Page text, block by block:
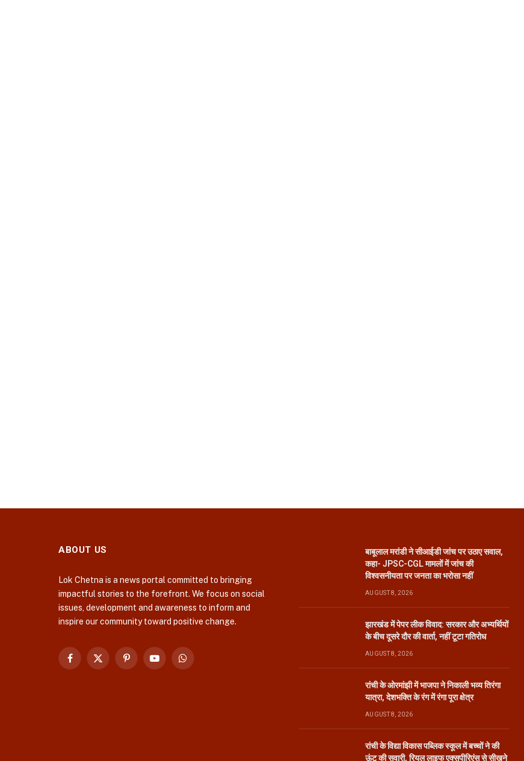
ABOUT US
Lok Chetna is a news portal committed to bringing
impactful stories to the forefront. We focus on social
issues, development and awareness to inform and
inspire our community toward positive change.
Facebook
X
PinterestYouTubeWhatsApp
बाबूलाल मरांडी ने सीआईडी जांच पर उठाए सवाल,
कहा- JPSC-CGL मामलों में जांच की
विश्वसनीयता पर जनता का भरोसा नहीं
AUGUST 8, 2026
झारखंड में पेपर लीक विवाद: सरकार और अभ्यर्थियों
के बीच दूसरे दौर की वार्ता, नहीं टूटा गतिरोध
AUGUST 8, 2026
रांची के ओरमांझी में भाजपा ने निकाली भव्य तिरंगा
यात्रा, देशभक्ति के रंग में रंगा पूरा क्षेत्र
AUGUST 8, 2026
रांची के विद्या विकास पब्लिक स्कूल में बच्चों ने की
ऊंट की सवारी, रियल लाइफ एक्सपीरिएंस से सीखने